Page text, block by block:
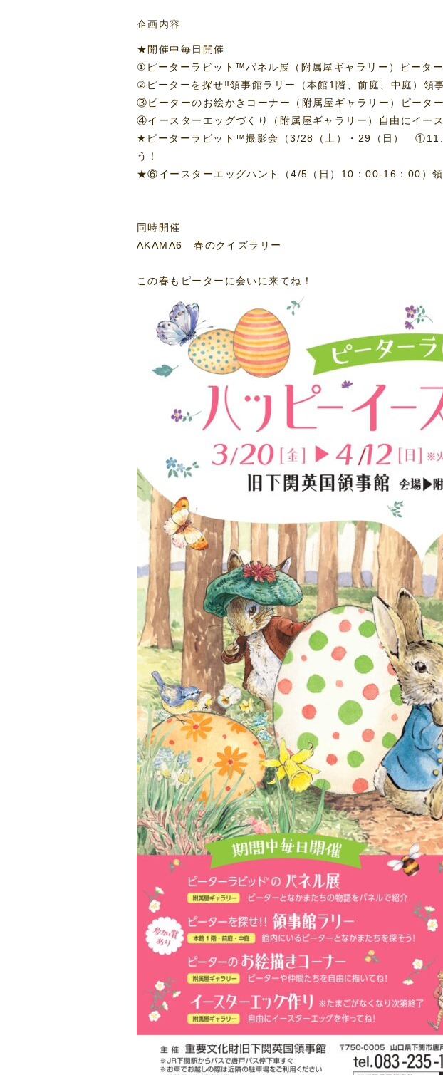
企画内容
★開催中毎日開催
①ピーターラビット™パネル展（附属屋ギャラリー）ピータ
②ピーターを探せ‼領事館ラリー（本館1階、前庭、中庭）
③ピーターのお絵かきコーナー（附属屋ギャラリー）ピータ
④イースターエッグづくり（附属屋ギャラリー）自由にイー
★ピーターラビット™撮影会（3/28（土）・29（日）
う！
★⑥イースターエッグハント（4/5（日）10：00-16：00）
同時開催
AKAMA6 春のクイズラリー
この春もピーターに会いに来てね！